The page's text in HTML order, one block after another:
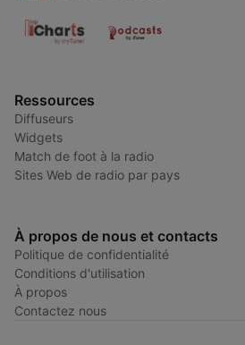
Ressources
Diffuseurs
Widgets
Match de foot à la radio
Sites Web de radio par pays
À propos de nous et contacts
Politique de confidentialité
Conditions d'utilisation
À propos
Contactez nous